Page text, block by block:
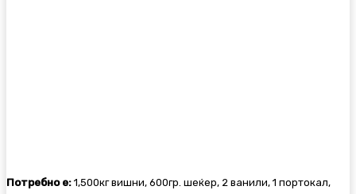
Потребно е: 1,500кг вишни, 600гр. шеќер, 2 ванили, 1 портокал,